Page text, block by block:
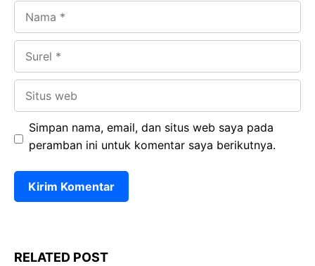
Simpan nama, email, dan situs web saya pada
peramban ini untuk komentar saya berikutnya.
RELATED POST